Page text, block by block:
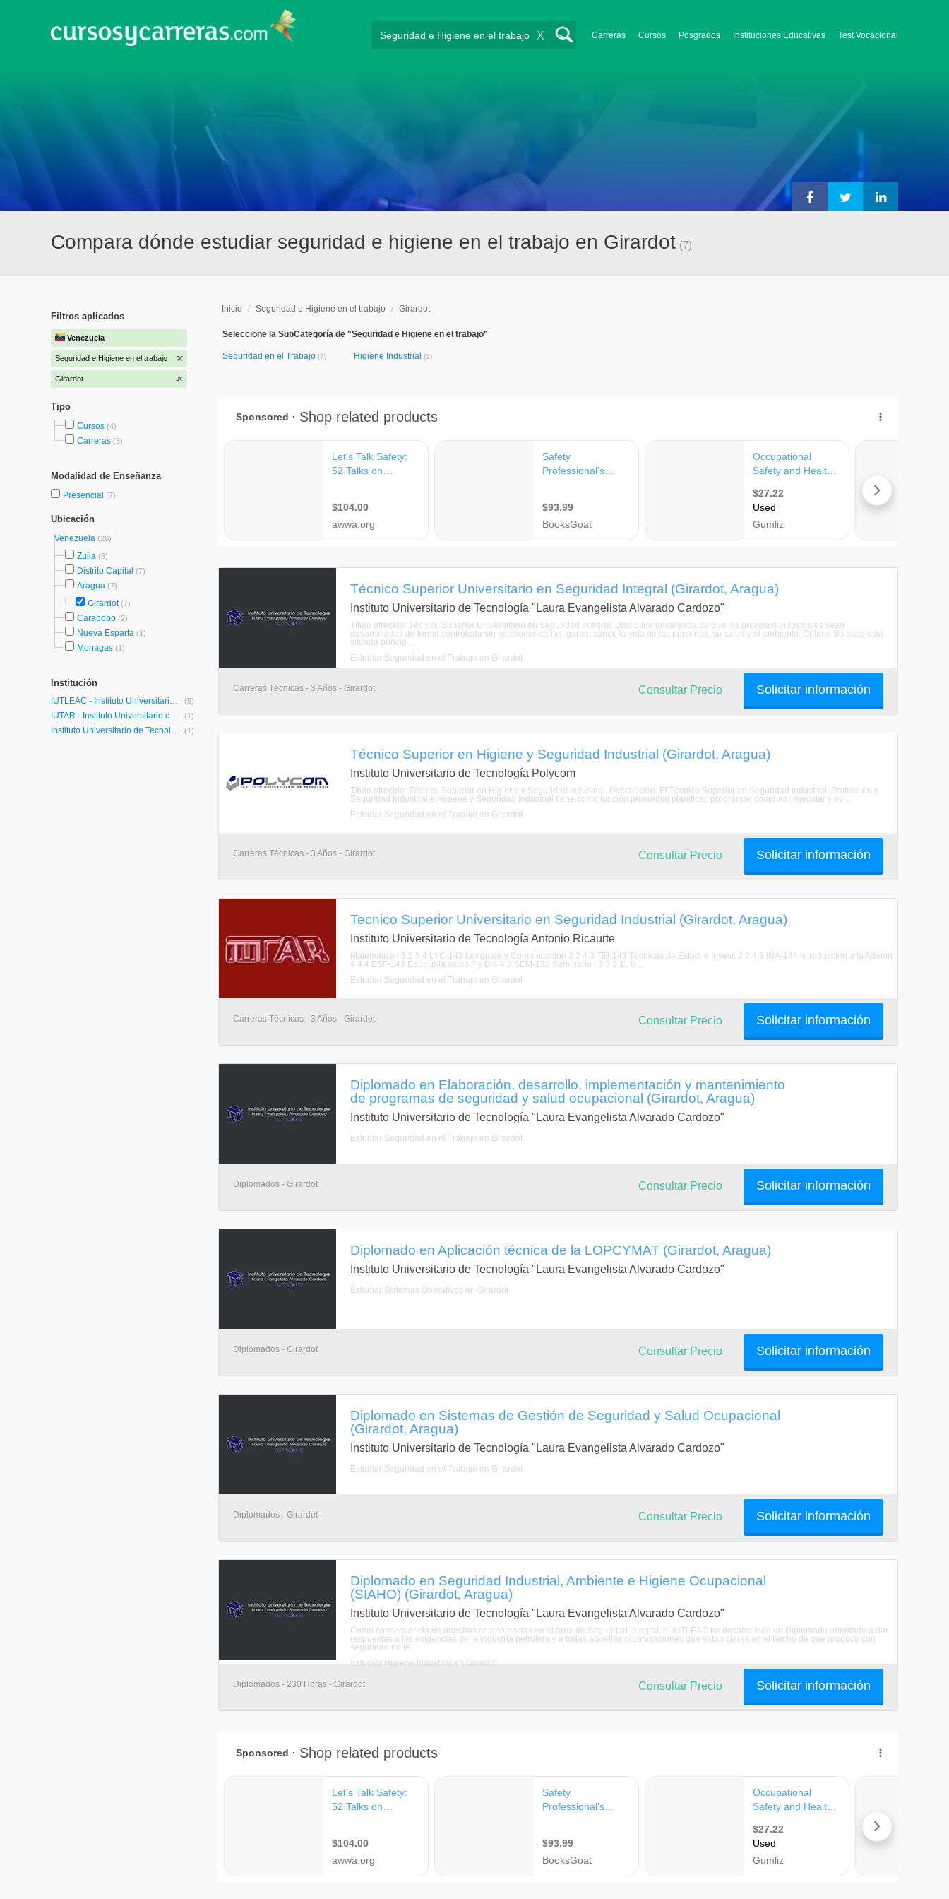
Carreras Cursos Posgrados Instituciones Educativas Test Vocacional
X
Compara dónde estudiar seguridad e higiene en el trabajo en Girardot (7)
Filtros aplicados
Venezuela
Seguridad e Higiene en el trabajo
Girardot
Tipo
Cursos (4)
Carreras (3)
Modalidad de Enseñanza
Presencial (7)
Ubicación
Venezuela (26)
Zulia (8)
Distrito Capital (7)
Aragua (7)
Girardot(7)
Carabobo (2)
Nueva Esparta (1)
Monagas (1)
Institución
IUTLEAC - Instituto Universitario de Tecnología "Laura Evangelista Alvarado Cardozo" (5)
IUTAR - Instituto Universitario de Tecnología Antonio Ricaurte (1)
Instituto Universitario de Tecnología Polycom (1)
Inicio / Seguridad e Higiene en el trabajo / Girardot
Seleccione la SubCategoría de "Seguridad e Higiene en el trabajo"
Seguridad en el Trabajo (7) Higiene Industrial (1)
Técnico Superior Universitario en Seguridad Integral (Girardot, Aragua)
Instituto Universitario de Tecnología "Laura Evangelista Alvarado Cardozo"
Título ofrecido: Técnico Superior Universitario en Seguridad Integral. Disciplina encargada de que los procesos industriales sean
desarrollados de forma controlada sin ocasionar daños, garantizando la vida de las personas, su salud y el ambiente. Criterio Su base está
situada princip ...
Estudiar Seguridad en el Trabajo en Girardot
Carreras Técnicas - 3 Años - Girardot Solicitar información
Consultar Precio
Técnico Superior en Higiene y Seguridad Industrial (Girardot, Aragua)
Instituto Universitario de Tecnología Polycom
Título ofrecido: Técnico Superior en Higiene y Seguridad Industrial. Descripción: El Técnico Superior en Seguridad Industrial, Protección y
Seguridad Industrial e Higiene y Seguridad Industrial tiene como función primordial planificar, programar, coordinar, ejecutar y ev ...
Estudiar Seguridad en el Trabajo en Girardot
Carreras Técnicas - 3 Años - Girardot Solicitar información
Consultar Precio
Tecnico Superior Universitario en Seguridad Industrial (Girardot, Aragua)
Instituto Universitario de Tecnología Antonio Ricaurte
Matemática I 3 2 5 4 LYC-143 Lenguaje y Comunicación 2 2 4 3 TEI-143 Técnicas de Estud. e Invest. 2 2 4 3 INA-144 Introducción a la Admón
4 4 4 ESF-143 Educ. p/la salud F y D 4 4 3 SEM-132 Seminario I 3 3 2 11 6 ...
Estudiar Seguridad en el Trabajo en Girardot
Carreras Técnicas - 3 Años - Girardot Solicitar información
Consultar Precio
Diplomado en Elaboración, desarrollo, implementación y mantenimiento
de programas de seguridad y salud ocupacional (Girardot, Aragua)
Instituto Universitario de Tecnología "Laura Evangelista Alvarado Cardozo"
Estudiar Seguridad en el Trabajo en Girardot
Diplomados - Girardot Solicitar información
Consultar Precio
Diplomado en Aplicación técnica de la LOPCYMAT (Girardot, Aragua)
Instituto Universitario de Tecnología "Laura Evangelista Alvarado Cardozo"
Estudiar Sistemas Operativos en Girardot
Diplomados - Girardot Solicitar información
Consultar Precio
Diplomado en Sistemas de Gestión de Seguridad y Salud Ocupacional
(Girardot, Aragua)
Instituto Universitario de Tecnología "Laura Evangelista Alvarado Cardozo"
Estudiar Seguridad en el Trabajo en Girardot
Diplomados - Girardot Solicitar información
Consultar Precio
Diplomado en Seguridad Industrial, Ambiente e Higiene Ocupacional
(SIAHO) (Girardot, Aragua)
Instituto Universitario de Tecnología "Laura Evangelista Alvarado Cardozo"
Como consecuencia de nuestras competencias en el área de Seguridad Integral, el IUTLEAC ha desarrollado un Diplomado orientado a dar
respuestas a las exigencias de la industria petrolera y a todas aquellas organizaciones que están claras en el hecho de que producir con
seguridad no te ...
Estudiar Higiene Industrial en Girardot
Diplomados - 230 Horas - Girardot Solicitar información
Consultar Precio